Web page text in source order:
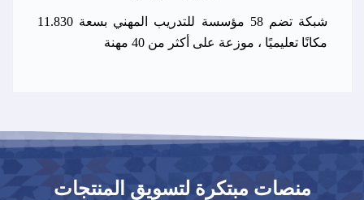
شبكة تضم 58 مؤسسة للتدريب المهني بسعة 11.830
مكانًا تعليميًا ، موزعة على أكثر من 40 مهنة
منصات مبتكرة لتسويق المنتجات